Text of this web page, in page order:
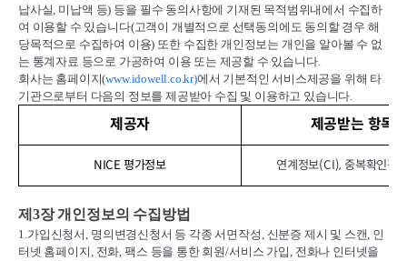
납사실, 미납액 등) 등을 필수 동의사항에 기재된 목적범위내에서 수집하
여 이용할 수 있습니다(고객이 개별적으로 선택동의에도 동의할 경우 해
당목적으로 수집하여 이용) 또한 수집한 개인정보는 개인을 알아볼 수 없
는 통계자료 등으로 가공하여 이용 또는 제공할 수 있습니다.
회사는 홈페이지(www.idowell.co.kr)에서 기본적인 서비스제공을 위해 타
기관으로부터 다음의 정보를 제공받아 수집 및 이용하고 있습니다.
제공자 제공받는 항목
NICE 평가정보 연계정보(CI), 중복확인정
제 3장 개인정보의 수집방법
1.가입신청서, 명의변경신청서 등 각종 서면작성, 신분증 제시 및 스캔, 인
터넷 홈페이지, 전화,팩스 등을 통한 회원/서비스 가입, 전화나 인터넷을